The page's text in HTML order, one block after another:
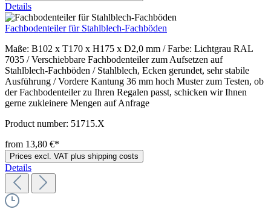
Details
Fachbodenteiler für Stahlblech-Fachböden
Maße: B102 x T170 x H175 x D2,0 mm / Farbe: Lichtgrau RAL
7035 / Verschiebbare Fachbodenteiler zum Aufsetzen auf
Stahlblech-Fachböden / Stahlblech, Ecken gerundet, sehr stabile
Ausführung / Vordere Kantung 36 mm hoch Muster zum Testen, ob
der Fachbodenteiler zu Ihren Regalen passt, schicken wir Ihnen
gerne zukleinere Mengen auf Anfrage
Product number: 51715.X
from 13,80 €*
Prices excl. VAT plus shipping costs
Details